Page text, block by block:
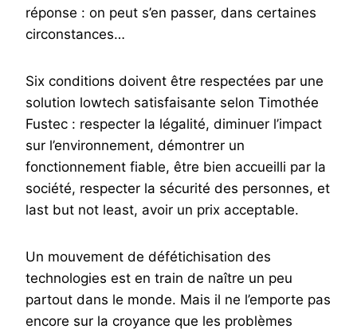
réponse : on peut s’en passer, dans certaines
circonstances…
Six conditions doivent être respectées par une
solution lowtech satisfaisante selon Timothée
Fustec : respecter la légalité, diminuer l’impact
sur l’environnement, démontrer un
fonctionnement fiable, être bien accueilli par la
société, respecter la sécurité des personnes, et
last but not least, avoir un prix acceptable.
Un mouvement de défétichisation des
technologies est en train de naître un peu
partout dans le monde. Mais il ne l’emporte pas
encore sur la croyance que les problèmes